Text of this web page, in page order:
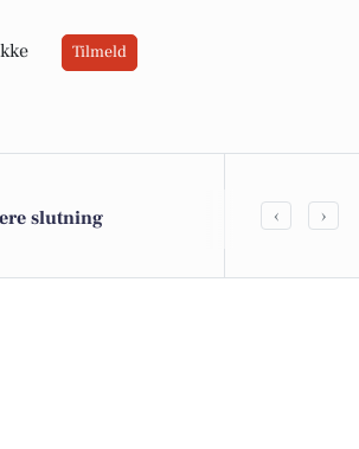
Tilmeld
slutning
Top 6 over
‹ ›